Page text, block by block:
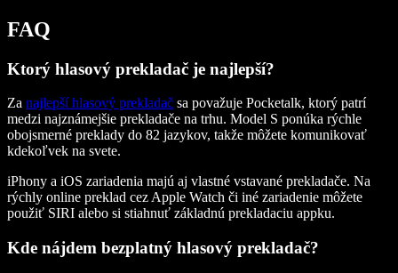
FAQ
Ktorý hlasový prekladač je najlepší?
Za najlepší hlasový prekladač sa považuje Pocketalk, ktorý patrí
medzi najznámejšie prekladače na trhu. Model S ponúka rýchle
obojsmerné preklady do 82 jazykov, takže môžete komunikovať
kdekoľvek na svete.
iPhony a iOS zariadenia majú aj vlastné vstavané prekladače. Na
rýchly online preklad cez Apple Watch či iné zariadenie môžete
použiť SIRI alebo si stiahnuť základnú prekladaciu appku.
Kde nájdem bezplatný hlasový prekladač?